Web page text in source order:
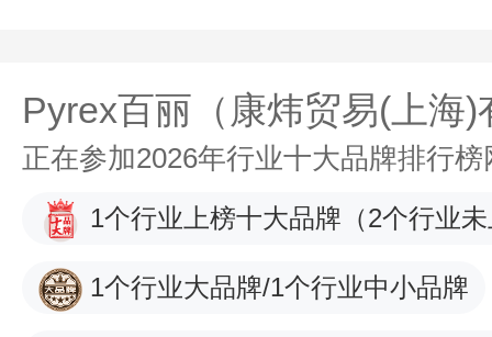
Pyrex百丽（康炜贸易(上海)
正在参加2026年行业十大品牌排行
1个行业上榜十大品牌 （2个行业
1个行业大品牌/1个行业中小品牌